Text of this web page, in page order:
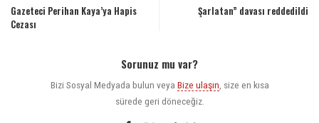
Gazeteci Perihan Kaya’ya Hapis
Cezası
Şarlatan” davası reddedildi
Sorunuz mu var?
Bizi Sosyal Medyada bulun veya Bize ulaşın , size en kısa
sürede geri döneceğiz.